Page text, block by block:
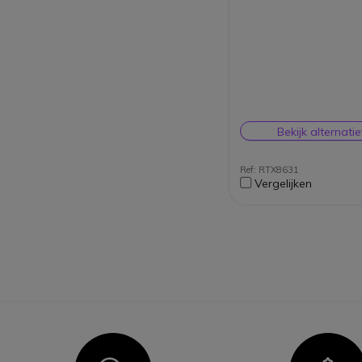
Bekijk
Ref: RTX8631
Vergelijken